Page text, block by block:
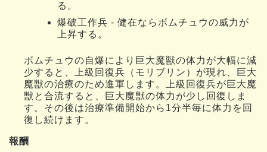
る。
爆破工作兵 - 健在ならボムチュウの威力が
上昇する。
ボムチュウの自爆により巨大魔獣の体力が大幅に減
少すると、上級回復兵（モリブリン）が現れ、巨大
魔獣の治療のため進軍します。上級回復兵が巨大魔
獣と合流すると、巨大魔獣の体力が少し回復しま
す。その後は治療準備開始から1分半毎に体力を回
復し続けます。
報酬